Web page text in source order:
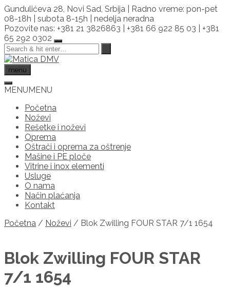
Skip
to
content
Gundulićeva 28, Novi Sad, Srbija | Radno vreme: pon-pet
08-18h | subota 8-15h | nedelja neradna
Pozovite nas: +381 21 3826863 | +381 66 922 85 03 | +381
65 292 0302
menu
MENUMENU
Početna
Noževi
Rešetke i noževi
Oprema
Oštrači i oprema za oštrenje
Mašine i PE ploče
Vitrine i inox elementi
Usluge
O nama
Način plaćanja
Kontakt
Početna / Noževi / Blok Zwilling FOUR STAR 7/1 1654
Blok Zwilling FOUR STAR
7/1 1654